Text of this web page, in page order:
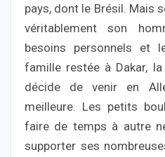
pays, dont le Brésil. Mais
véritablement son
besoins personnels et
famille restée à Dakar,
décide de venir en
meilleure. Les petits
faire de temps à autre
supporter ses